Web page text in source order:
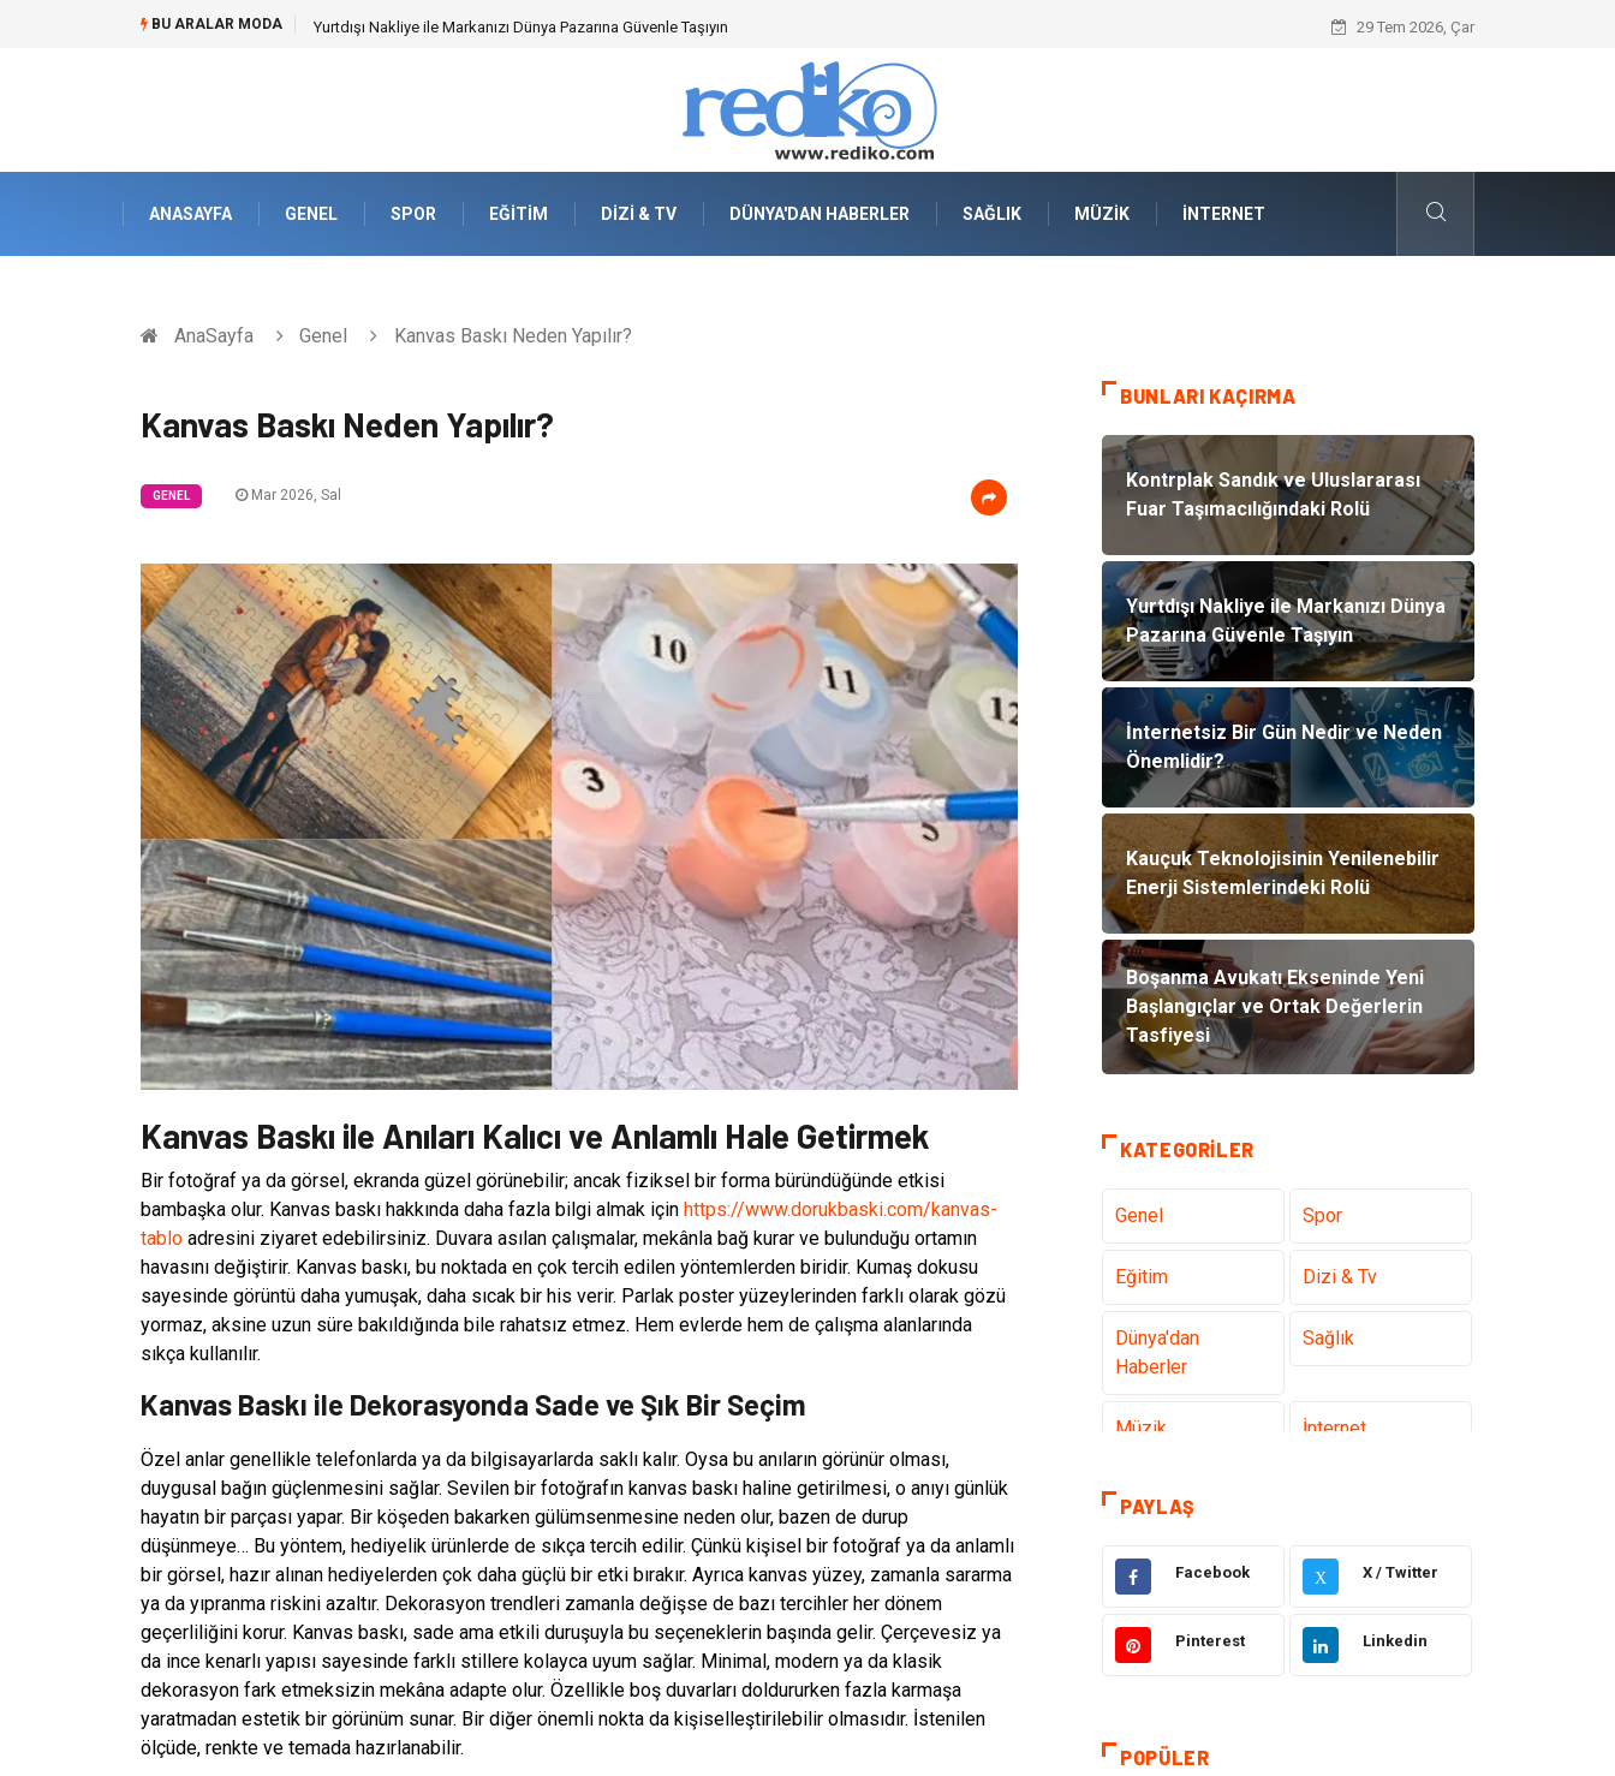
BU ARALAR MODA Yurtdışı Nakliye ile Markanızı Dünya Pazarına Güvenle Taşıyın İnternetsiz Bir Gün Nedir ve Neden
29 Tem 2026, Çar
ANASAYFA GENEL SPOR EĞITIM DIZI & TV DÜNYA'DAN HABERLER SAĞLIK MÜZIK İNTERNET
AnaSayfa Genel Kanvas Baskı Neden Yapılır?
Kanvas Baskı Neden Yapılır?
GENEL Mar 2026, Sal
Kanvas Baskı ile Anıları Kalıcı ve Anlamlı Hale Getirmek
Bir fotoğraf ya da görsel, ekranda güzel görünebilir; ancak fiziksel bir forma büründüğünde etkisi
bambaşka olur. Kanvas baskı hakkında daha fazla bilgi almak için https://www.dorukbaski.com/kanvas-
tablo adresini ziyaret edebilirsiniz. Duvara asılan çalışmalar, mekânla bağ kurar ve bulunduğu ortamın
havasını değiştirir. Kanvas baskı, bu noktada en çok tercih edilen yöntemlerden biridir. Kumaş dokusu
sayesinde görüntü daha yumuşak, daha sıcak bir his verir. Parlak poster yüzeylerinden farklı olarak gözü
yormaz, aksine uzun süre bakıldığında bile rahatsız etmez. Hem evlerde hem de çalışma alanlarında
sıkça kullanılır.
Kanvas Baskı ile Dekorasyonda Sade ve Şık Bir Seçim
Özel anlar genellikle telefonlarda ya da bilgisayarlarda saklı kalır. Oysa bu anıların görünür olması,
duygusal bağın güçlenmesini sağlar. Sevilen bir fotoğrafın kanvas baskı haline getirilmesi, o anıyı günlük
hayatın bir parçası yapar. Bir köşeden bakarken gülümsenmesine neden olur, bazen de durup
düşünmeye… Bu yöntem, hediyelik ürünlerde de sıkça tercih edilir. Çünkü kişisel bir fotoğraf ya da anlamlı
bir görsel, hazır alınan hediyelerden çok daha güçlü bir etki bırakır. Ayrıca kanvas yüzey, zamanla sararma
ya da yıpranma riskini azaltır. Dekorasyon trendleri zamanla değişse de bazı tercihler her dönem
geçerliliğini korur. Kanvas baskı, sade ama etkili duruşuyla bu seçeneklerin başında gelir. Çerçevesiz ya
da ince kenarlı yapısı sayesinde farklı stillere kolayca uyum sağlar. Minimal, modern ya da klasik
dekorasyon fark etmeksizin mekâna adapte olur. Özellikle boş duvarları doldururken fazla karmaşa
yaratmadan estetik bir görünüm sunar. Bir diğer önemli nokta da kişiselleştirilebilir olmasıdır. İstenilen
ölçüde, renkte ve temada hazırlanabilir.
BUNLARI KAÇIRMA
Kontrplak Sandık ve Uluslararası
Fuar Taşımacılığındaki Rolü
Yurtdışı Nakliye ile Markanızı Dünya
Pazarına Güvenle Taşıyın
İnternetsiz Bir Gün Nedir ve Neden
Önemlidir?
Kauçuk Teknolojisinin Yenilenebilir
Enerji Sistemlerindeki Rolü
Boşanma Avukatı Ekseninde Yeni
Başlangıçlar ve Ortak Değerlerin
Tasfiyesi
KATEGORILER
Genel Spor
Eğitim Dizi & Tv
Dünya'dan
Haberler
Sağlık
Müzik İnternet
Ülkemizden
Haberler
Teknoloji Kültür ve Sanat
Akıllı Telefon Yaşam
Ekonomi
PAYLAŞ
Facebook X X / Twitter
Pinterest Linkedin
POPÜLER